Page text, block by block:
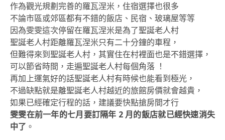
作為觀光規劃完善的羅瓦涅米，住宿選擇也很多
不論市區或郊區都有不錯的飯店、民宿、玻璃屋等等
因為雯雯這次停留在羅瓦涅米是為了聖誕老人村
聖誕老人村距離羅瓦涅米只有二十分鐘的車程，
但難得來到聖誕老人村，其實住在村裡面也是不錯選擇，
可以節省時間，走遍聖誕老人村每個角落 ！
再加上運氣好的話聖誕老人村有時候也能看到極光，
不過缺點就是離聖誕老人村越近的旅館房價就會越貴，
如果已經確定行程的話，建議要快點搶房間才行
雯雯在前一年的七月要訂隔年 2 月的飯店就已經快速消失
中了 。